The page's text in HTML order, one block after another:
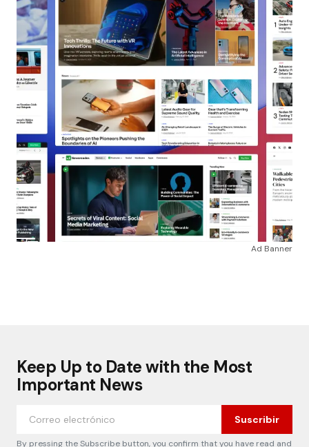
Ad Banner
Keep Up to Date with the Most
Important News
Suscribir
By pressing the Subscribe button, you confirm that you have read and